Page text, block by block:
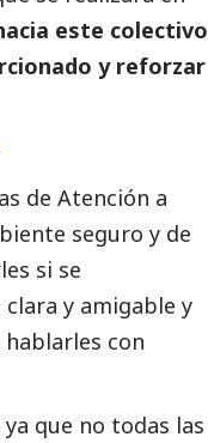
este colectivo
y reforzar
de Atención a
seguro y de
si se
y amigable y
con
ya que no todas las